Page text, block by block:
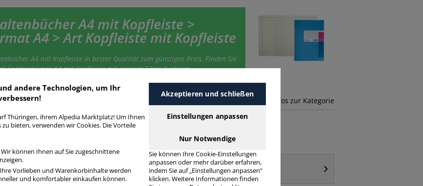
A4 mit Kopfleiste >
A4 > Art Kopfleiste mit Kopfleiste
A4 mit Kopfleiste in bester Qualität zum günstigen Preis. Finden Sie
Spaltenbücher A4 mit Kopfleiste mit unserer Filter-Funktion.
A4 mit Kopfleiste mehr Infos zur Kategorie
Häufig gesucht
A4
Spaltenbücher
A3 quer
andere Technologien, um Ihr
Thüringen, ihrem Alpedia Marktplatz! Um Ihnen
bieten, verwenden wir Cookies. Die Vorteile
Wir können Ihnen auf Sie zugeschnittene
Ihre Vorlieben und Warenkorbinhalte werden
und komfortabler einkaufen können.
Akzeptieren und schließen
Einstellungen anpassen
Nur Notwendige
Sie können Ihre Cookie-Einstellungen
anpassen oder mehr darüber erfahren,
indem Sie auf „Einstellungen anpassen“
klicken. Weitere Informationen finden